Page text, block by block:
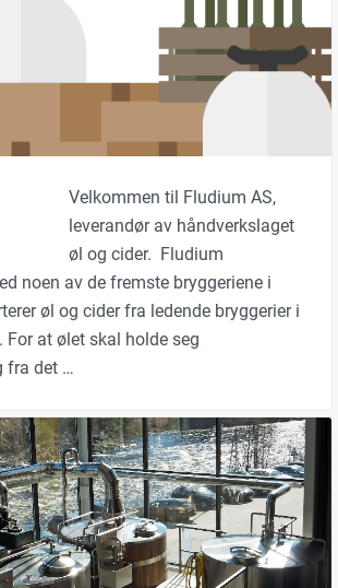
Velkommen til Fludium AS,
leverandør av håndverkslaget
øl og cider. Fludium
noen av de fremste bryggeriene i
øl og cider fra ledende bryggerier i
For at ølet skal holde seg
fra det …